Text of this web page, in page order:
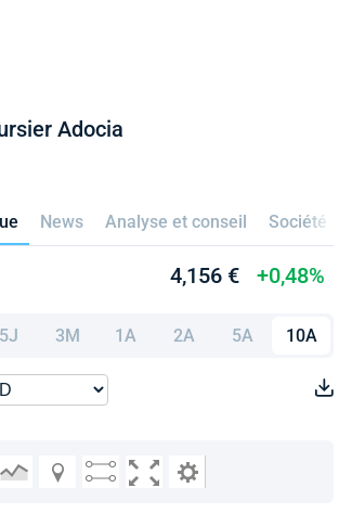
Adocia
News Analyse et conseil Société
4,156 € +0,48%
5J 3M 1A 2A 5A 10A